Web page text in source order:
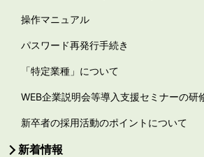
操作マニュアル
パスワード再発行手続き
「特定業種」について
WEB企業説明会等導入支援セミナーの研
新卒者の採用活動のポイントについて
新着情報